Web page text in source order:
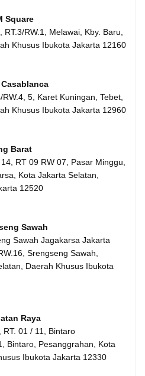
Square
RW.1, Melawai, Kby. Baru,
Khusus Ibukota Jakarta 12160
5, Karet Kuningan, Tebet,
Khusus Ibukota Jakarta 12960
Barat
RT 09 RW 07, Pasar Minggu,
Kota Jakarta Selatan,
12520
Sawah
Sawah Jagakarsa Jakarta
Srengseng Sawah,
Daerah Khusus Ibukota
Raya
01 / 11, Bintaro
Bintaro, Pesanggrahan, Kota
Ibukota Jakarta 12330